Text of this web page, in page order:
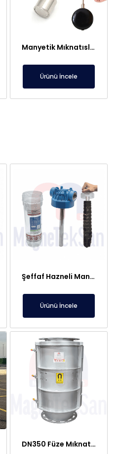
Manyetik Mıknatıslı Anahtarlık
Ürünü İncele
Şeffaf Hazneli Manyetik Çubuk Filtre – Ekonomik ve Yüksek Verimli Metal Tutucu
Ürünü İncele
DN350 Füze Mıknatıs (Bullet Magnet) – Toz ve Alçı Hatlarında Tıkanma Yapmaz Manyetik Seperatör